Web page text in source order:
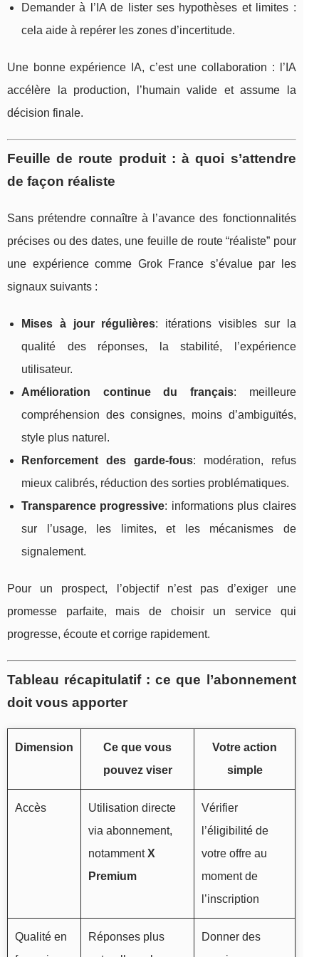
Demander à l’IA de lister ses hypothèses et limites :
cela aide à repérer les zones d’incertitude.
Une bonne expérience IA, c’est une collaboration : l’IA
accélère la production, l’humain valide et assume la
décision finale.
Feuille de route produit : à quoi s’attendre
de façon réaliste
Sans prétendre connaître à l’avance des fonctionnalités
précises ou des dates, une feuille de route “réaliste” pour
une expérience comme Grok France s’évalue par les
signaux suivants :
Mises à jour régulières: itérations visibles sur la
qualité des réponses, la stabilité, l’expérience
utilisateur.
Amélioration continue du français: meilleure
compréhension des consignes, moins d’ambiguïtés,
style plus naturel.
Renforcement des garde-fous: modération, refus
mieux calibrés, réduction des sorties problématiques.
Transparence progressive: informations plus claires
sur l’usage, les limites, et les mécanismes de
signalement.
Pour un prospect, l’objectif n’est pas d’exiger une
promesse parfaite, mais de choisir un service qui
progresse, écoute et corrige rapidement.
Tableau récapitulatif : ce que l’abonnement
doit vous apporter
Dimension
Ce que vous
pouvez viser
Votre action
simple
Accès
Utilisation directe
via abonnement,
notammentX
Premium
Vérifier
l’éligibilité de
votre offre au
moment de
l’inscription
Qualité en
Réponses plus
Donner des